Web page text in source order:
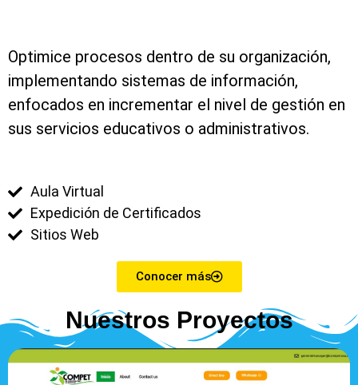
Optimice procesos dentro de su organización,
implementando sistemas de información,
enfocados en incrementar el nivel de gestión en
sus servicios educativos o administrativos.
Aula Virtual
Expedición de Certificados
Sitios Web
Conocer más
Nuestros Proyectos